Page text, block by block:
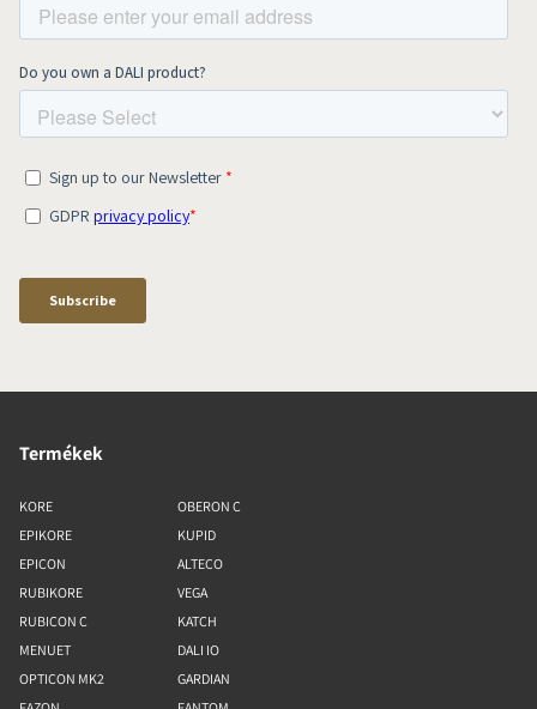
Termékek
KORE
EPIKORE
EPICON
RUBIKORE
RUBICON C
MENUET
OPTICON MK2
OBERON C
KUPID
ALTECO
VEGA
KATCH
DALI IO
GARDIAN